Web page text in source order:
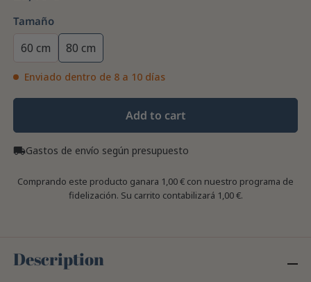
Tamaño
60 cm 80 cm
Enviado dentro de 8 a 10 días
Add to cart
local_shippingGastos de envío según presupuesto
Comprando este producto ganara 1,00 € con nuestro programa de
fidelización. Su carrito contabilizará 1,00 €.
Description